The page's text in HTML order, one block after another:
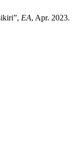
EA, Apr. 2023.